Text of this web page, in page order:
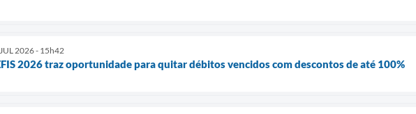
2026 - 15h42
2026 traz oportunidade para quitar débitos vencidos com descontos de até 100%